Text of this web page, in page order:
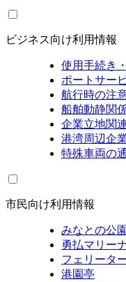
ビジネス向け利用情報
使用手続き
ポートサー
航行時の注
船舶動静関
企業立地関
港湾周辺企
特殊車両の
市民向け利用情報
みなとの公
勇払マリー
フェリータ
港園亭